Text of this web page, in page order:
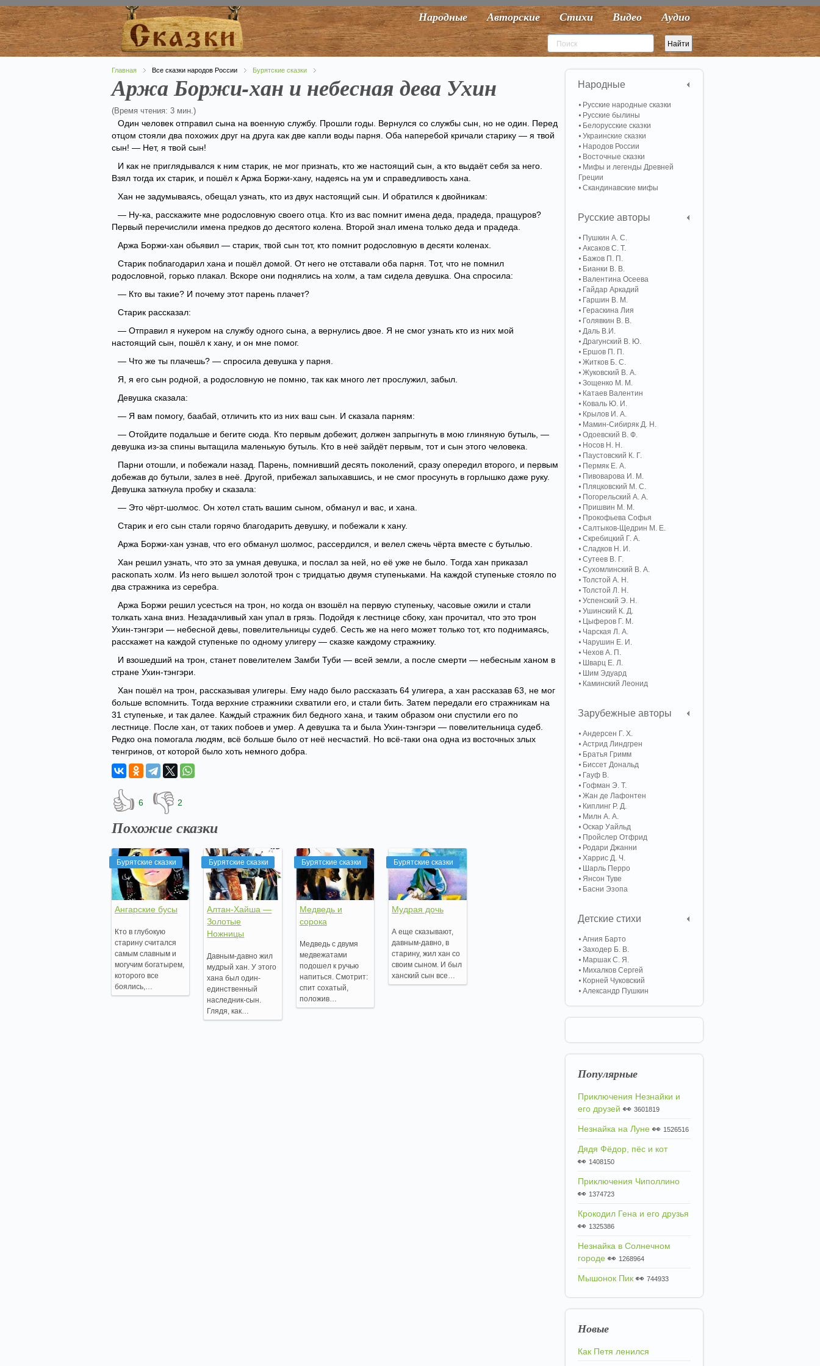
Народные Авторские Стихи Видео Аудио
Главная Все сказки народов России Бурятские сказки
Аржа Боржи-хан и небесная дева Ухин
(Время чтения: 3 мин.)
Один человек отправил сына на военную службу. Прошли годы. Вернулся со службы сын, но не один. Перед
отцом стояли два похожих друг на друга как две капли воды парня. Оба наперебой кричали старику — я твой
сын! — Нет, я твой сын!
И как не приглядывался к ним старик, не мог признать, кто же настоящий сын, а кто выдаёт себя за него.
Взял тогда их старик, и пошёл к Аржа Боржи-хану, надеясь на ум и справедливость хана.
Хан не задумываясь, обещал узнать, кто из двух настоящий сын. И обратился к двойникам:
— Ну-ка, расскажите мне родословную своего отца. Кто из вас помнит имена деда, прадеда, пращуров?
Первый перечислили имена предков до десятого колена. Второй знал имена только деда и прадеда.
Аржа Боржи-хан обьявил — старик, твой сын тот, кто помнит родословную в десяти коленах.
Старик поблагодарил хана и пошёл домой. От него не отставали оба парня. Тот, что не помнил
родословной, горько плакал. Вскоре они поднялись на холм, а там сидела девушка. Она спросила:
— Кто вы такие? И почему этот парень плачет?
Старик рассказал:
— Отправил я нукером на службу одного сына, а вернулись двое. Я не смог узнать кто из них мой
настоящий сын, пошёл к хану, и он мне помог.
— Что же ты плачешь? — спросила девушка у парня.
Я, я его сын родной, а родословную не помню, так как много лет прослужил, забыл.
Девушка сказала:
— Я вам помогу, баабай, отличить кто из них ваш сын. И сказала парням:
— Отойдите подальше и бегите сюда. Кто первым добежит, должен запрыгнуть в мою глиняную бутыль, —
девушка из-за спины вытащила маленькую бутыль. Кто в неё зайдёт первым, тот и сын этого человека.
Парни отошли, и побежали назад. Парень, помнивший десять поколений, сразу опередил второго, и первым
добежав до бутыли, залез в неё. Другой, прибежал запыхавшись, и не смог просунуть в горлышко даже руку.
Девушка заткнула пробку и сказала:
— Это чёрт-шолмос. Он хотел стать вашим сыном, обманул и вас, и хана.
Старик и его сын стали горячо благодарить девушку, и побежали к хану.
Аржа Боржи-хан узнав, что его обманул шолмос, рассердился, и велел сжечь чёрта вместе с бутылью.
Хан решил узнать, что это за умная девушка, и послал за ней, но её уже не было. Тогда хан приказал
раскопать холм. Из него вышел золотой трон с тридцатью двумя ступеньками. На каждой ступеньке стояло по
два стражника из серебра.
Аржа Боржи решил усесться на трон, но когда он взошёл на первую ступеньку, часовые ожили и стали
толкать хана вниз. Незадачливый хан упал в грязь. Подойдя к лестнице сбоку, хан прочитал, что это трон
Ухин-тэнгэри — небесной девы, повелительницы судеб. Сесть же на него может только тот, кто поднимаясь,
расскажет на каждой ступеньке по одному улигеру — сказке каждому стражнику.
И взошедший на трон, станет повелителем Замби Туби — всей земли, а после смерти — небесным ханом в
стране Ухин-тэнгэри.
Хан пошёл на трон, рассказывая улигеры. Ему надо было рассказать 64 улигера, а хан рассказав 63, не мог
больше вспомнить. Тогда верхние стражники схватили его, и стали бить. Затем передали его стражникам на
31 ступеньке, и так далее. Каждый стражник бил бедного хана, и таким образом они спустили его по
лестнице. После хан, от таких побоев и умер. А девушка та и была Ухин-тэнгэри — повелительница судеб.
Редко она помогала людям, всё больше было от неё несчастий. Но всё-таки она одна из восточных злых
тенгринов, от которой было хоть немного добра.
👍 6 👎 2
Похожие сказки
Бурятские сказки
Ангарские бусы
Кто в глубокую
старину считался
самым славным и
могучим богатырем,
которого все
боялись,…
Бурятские сказки
Алтан-Хайша —
Золотые
Ножницы
Давным-давно жил
мудрый хан. У этого
хана был один-
единственный
наследник-сын.
Глядя, как…
Бурятские сказки
Медведь и
сорока
Медведь с двумя
медвежатами
подошел к ручью
напиться. Смотрит:
спит сохатый,
положив…
Бурятские сказки
Мудрая дочь
А еще сказывают,
давным-давно, в
старину, жил хан со
своим сыном. И был
ханский сын все…
Народные
Русские народные сказки
Русские былины
Белорусские сказки
Украинские сказки
Народов России
Восточные сказки
Мифы и легенды Древней
Греции
Скандинавские мифы
Русские авторы
Пушкин А. С.
Аксаков С. Т.
Бажов П. П.
Бианки В. В.
Валентина Осеева
Гайдар Аркадий
Гаршин В. М.
Гераскина Лия
Голявкин В. В.
Даль В.И.
Драгунский В. Ю.
Ершов П. П.
Житков Б. С.
Жуковский В. А.
Зощенко М. М.
Катаев Валентин
Коваль Ю. И.
Крылов И. А.
Мамин-Сибиряк Д. Н.
Одоевский В. Ф.
Носов Н. Н.
Паустовский К. Г.
Пермяк Е. А.
Пивоварова И. М.
Пляцковский М. С.
Погорельский А. A.
Пришвин М. М.
Прокофьева Софья
Салтыков-Щедрин М. Е.
Скребицкий Г. А.
Сладков Н. И.
Сутеев В. Г.
Сухомлинский В. А.
Толстой А. Н.
Толстой Л. Н.
Успенский Э. Н.
Ушинский К. Д.
Цыферов Г. М.
Чарская Л. А.
Чарушин Е. И.
Чехов А. П.
Шварц Е. Л.
Шим Эдуард
Каминский Леонид
Зарубежные авторы
Андерсен Г. Х.
Астрид Линдгрен
Братья Гримм
Биссет Дональд
Гауф В.
Гофман Э. Т.
Жан де Лафонтен
Киплинг Р. Д.
Милн А. А.
Оскар Уайльд
Пройслер Отфрид
Родари Джанни
Харрис Д. Ч.
Шарль Перро
Янсон Туве
Басни Эзопа
Детские стихи
Агния Барто
Заходер Б. В.
Маршак С. Я.
Михалков Сергей
Корней Чуковский
Александр Пушкин
Популярные
Приключения Незнайки и
его друзей 👀 3601819
Незнайка на Луне 👀 1526516
Дядя Фёдор, пёс и кот
👀 1408150
Приключения Чиполлино
👀 1374723
Крокодил Гена и его друзья
👀 1325386
Незнайка в Солнечном
городе 👀 1268964
Мышонок Пик 👀 744933
Новые
Как Петя ленился